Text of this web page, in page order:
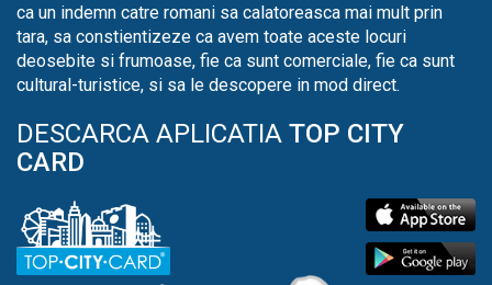
ca un indemn catre romani sa calatoreasca mai mult prin
tara, sa constientizeze ca avem toate aceste locuri
deosebite si frumoase, fie ca sunt comerciale, fie ca sunt
cultural-turistice, si sa le descopere in mod direct.
DESCARCA APLICATIA TOP CITY
CARD